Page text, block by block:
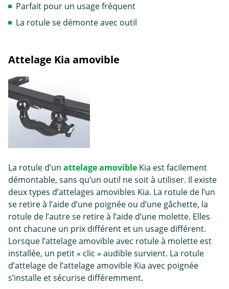
Parfait pour un usage fréquent
La rotule se démonte avec outil
Attelage Kia amovible
La rotule d’un attelage amovible Kia est facilement
démontable, sans qu’un outil ne soit à utiliser. Il existe
deux types d’attelages amovibles Kia. La rotule de l’un
se retire à l’aide d’une poignée ou d’une gâchette, la
rotule de l’autre se retire à l’aide d’une molette. Elles
ont chacune un prix différent et un usage différent.
Lorsque l’attelage amovible avec rotule à molette est
installée, un petit « clic » audible survient. La rotule
d’attelage de l’attelage amovible Kia avec poignée
s’installe et sécurise différemment.